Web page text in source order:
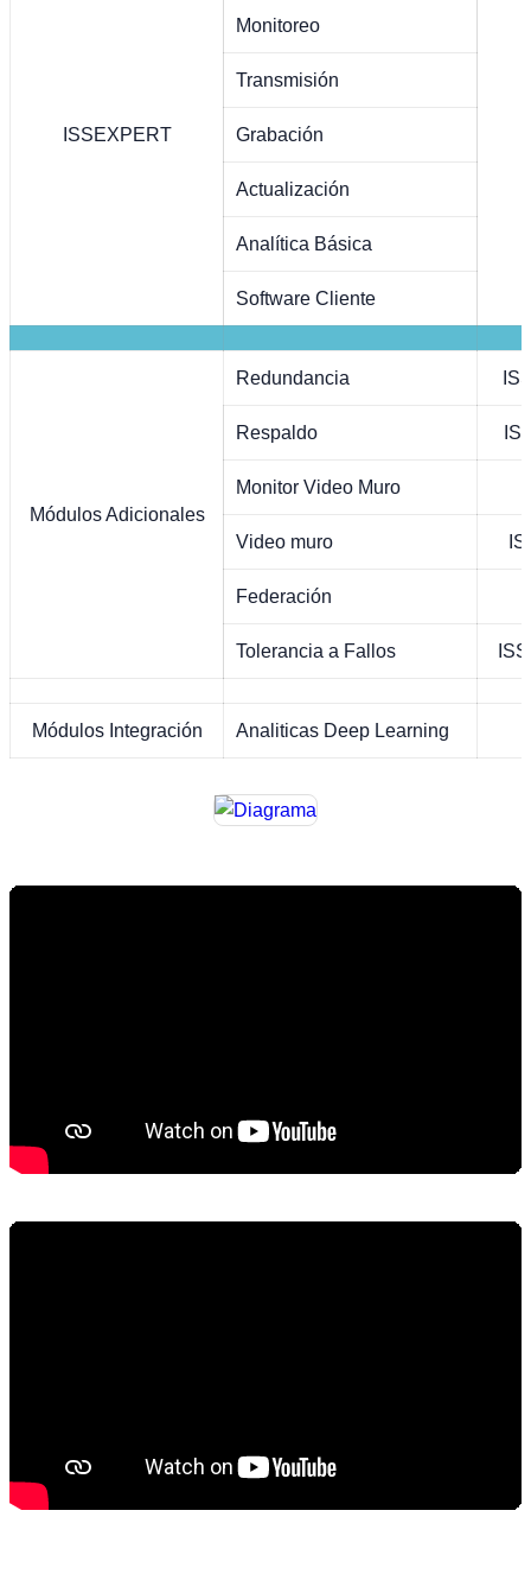
ISSEXPERT
Monitoreo
Transmisión
Grabación
Actualización
Analítica Básica
Software Cliente
Módulos Adicionales
Redundancia
Respaldo
Monitor Video Muro
Video muro
Federación
Tolerancia a Fallos
Módulos Integración Analiticas Deep Learning